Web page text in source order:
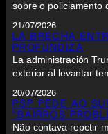
sobre o policiamento
21/07/2026
LA BRECHA
PROFUNDIZA
La administración
exterior al levantar
20/07/2026
PSP PEDE AO
“BAIRROS
Não contava repetir-